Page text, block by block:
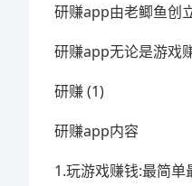
研赚app由老鲫鱼创
研赚app无论是游戏
研赚 (1)
研赚app内容
1.玩游戏赚钱:最简单